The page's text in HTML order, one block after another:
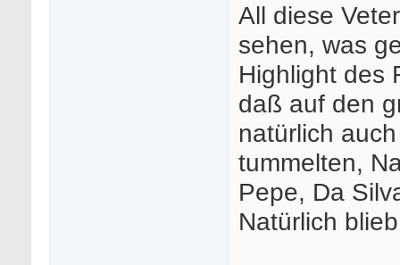
All diese
sehen, was
Highlight des
daß auf den
natürlich
tummelten,
Pepe, Da
Natürlich